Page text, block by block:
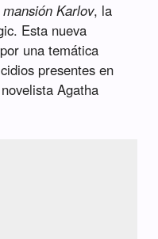
Karlov, la
Esta nueva
una temática
presentes en
Agatha